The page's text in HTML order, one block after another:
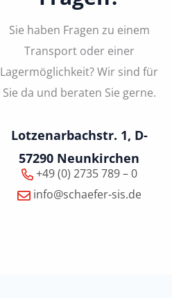
Sie haben Fragen zu einem
Transport oder einer
Lagermöglichkeit? Wir sind für
Sie da und beraten Sie gerne.
Lotzenarbachstr. 1, D-
57290 Neunkirchen
+49 (0) 2735 789 – 0
info@schaefer-sis.de